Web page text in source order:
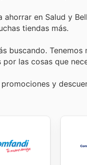
en Salud y
tiendas más.
buscando.
por las cosas que
y